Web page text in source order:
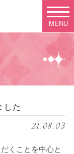
MENU
した
21.08.03
くことを中心と